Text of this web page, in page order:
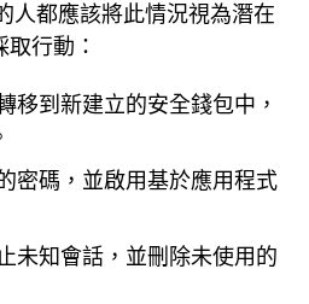
人都應該將此情況視為潛在
行動：
移到新建立的安全錢包中，
密碼，並啟用基於應用程式
未知會話，並刪除未使用的